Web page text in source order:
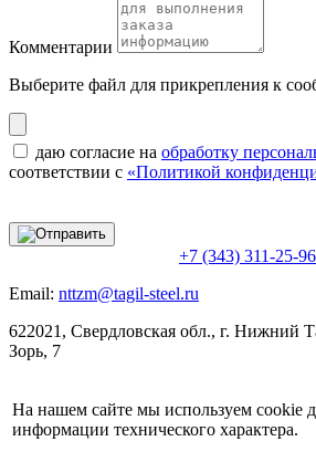
Комментарии
Выберите файл для прикрепления к
даю согласие на обработку
соответствии с «Политикой
+7 (343) 311-25-96
Email: nttzm@tagil-steel.ru
622021, Свердловская обл., г. Нижний
Зорь, 7
На нашем сайте мы используем cookie
информации технического характера.